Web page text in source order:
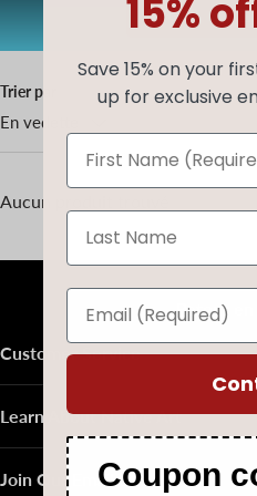
AUG20
Trier par
En vedette
Aucun produit trouvé
Retour en
Customer Service
Learn About Native Art
Join Our Email List
15%
Save 15% on your
up for exclusive
Coupon